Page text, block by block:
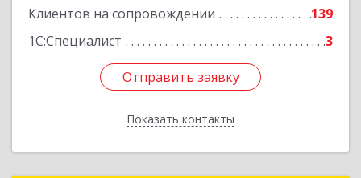
Клиентов на сопровождении
139
1С:Специалист
3
Отправить заявку
Показать контакты
Отправить заявку
Назад